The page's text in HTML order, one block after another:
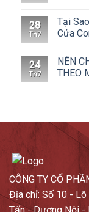
28
Th7
Tại
Cửa
24
Th7
NÊN
THEO
CÔNG TY CỔ
Địa chỉ: Số 10 -